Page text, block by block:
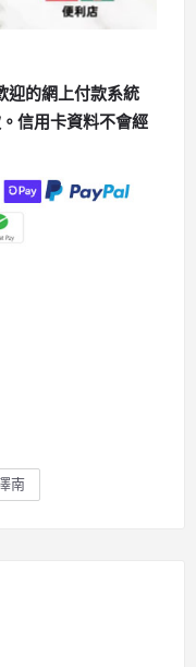
迎的網上付款系統
信用卡資料不會經
南